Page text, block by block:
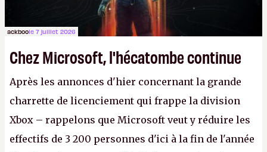
ackboole 7 juillet 2026
Chez Microsoft, l'hécatombe continue
Après les annonces d'hier concernant la grande
charrette de licenciement qui frappe la division
Xbox – rappelons que Microsoft veut y réduire les
effectifs de 3 200 personnes d'ici à la fin de l'année